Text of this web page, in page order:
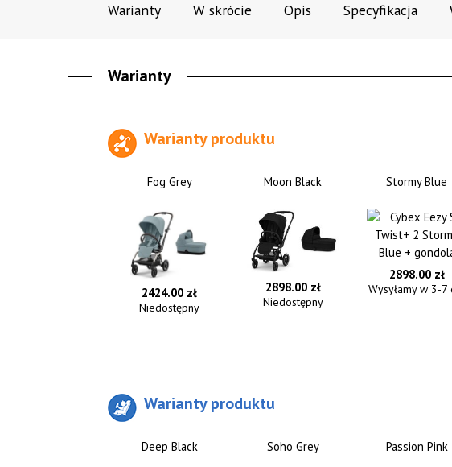
Warianty W skrócie Opis Specyfikacja
Warianty
Warianty produktu
Fog Grey
2424.00 zł
Niedostępny
Moon Black
2898.00 zł
Niedostępny
Stormy Blue
2898.00 zł
Wysyłamy w 3-7
Warianty produktu
Deep Black Soho Grey Passion Pink